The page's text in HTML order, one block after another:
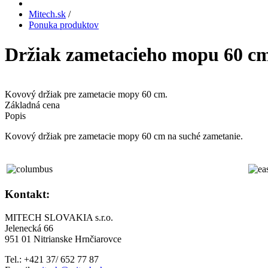
Mitech.sk /
Ponuka produktov
Držiak zametacieho mopu 60
Kovový držiak pre zametacie mopy 60 cm.
Základná cena
Popis
Kovový držiak pre zametacie mopy 60 cm na suché zametanie.
Kontakt:
MITECH SLOVAKIA s.r.o.
Jelenecká 66
951 01 Nitrianske Hrnčiarovce
Tel.: +421 37/ 652 77 87